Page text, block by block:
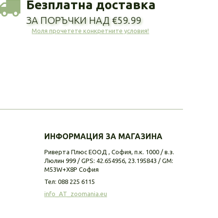
Безплатна доставка
ЗА ПОРЪЧКИ НАД €59.99
Моля прочетете конкретните условия!
ИНФОРМАЦИЯ ЗА МАГАЗИНА
Риверта Плюс ЕООД , София, п.к. 1000 / в.з.
Люлин 999 / GPS: 42.654956, 23.195843 / GM:
M53W+X8P София
Тел: 088 225 6115
info_AT_zoomania.eu